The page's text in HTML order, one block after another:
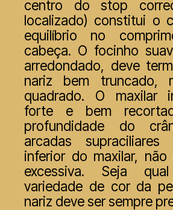
centro do stop
localizado) constitui o
equilíbrio no
cabeça. O focinho
arredondado, deve
nariz bem truncado,
quadrado. O maxilar
forte e bem
profundidade do
arcadas
inferior do maxilar, não
excessiva. Seja
variedade de cor da
nariz deve ser sempre